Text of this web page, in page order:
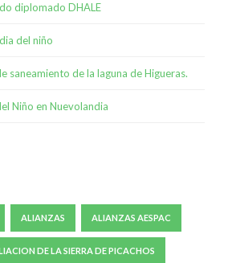
diplomado DHALE
del niño
saneamiento de la laguna de Higueras.
Niño en Nuevolandia
ALIANZAS ALIANZAS AESPAC
DE LA SIERRA DE PICACHOS